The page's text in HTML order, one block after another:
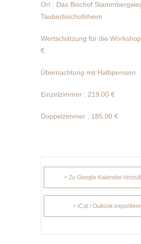
Ort : Das Bischof
Tauberbischofsheim
Wertschätzung für die
€
Übernachtung mit Halbpension :
Einzelzimmer : 219,00 €
Doppelzimmer : 185,00 €
+ Zu Google Kalender
+ iCal / Outlook